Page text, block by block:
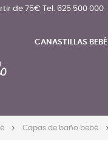
de 75€ Tel. 625 500 000
CANASTILLAS BEBÉ
Capas de baño bebé